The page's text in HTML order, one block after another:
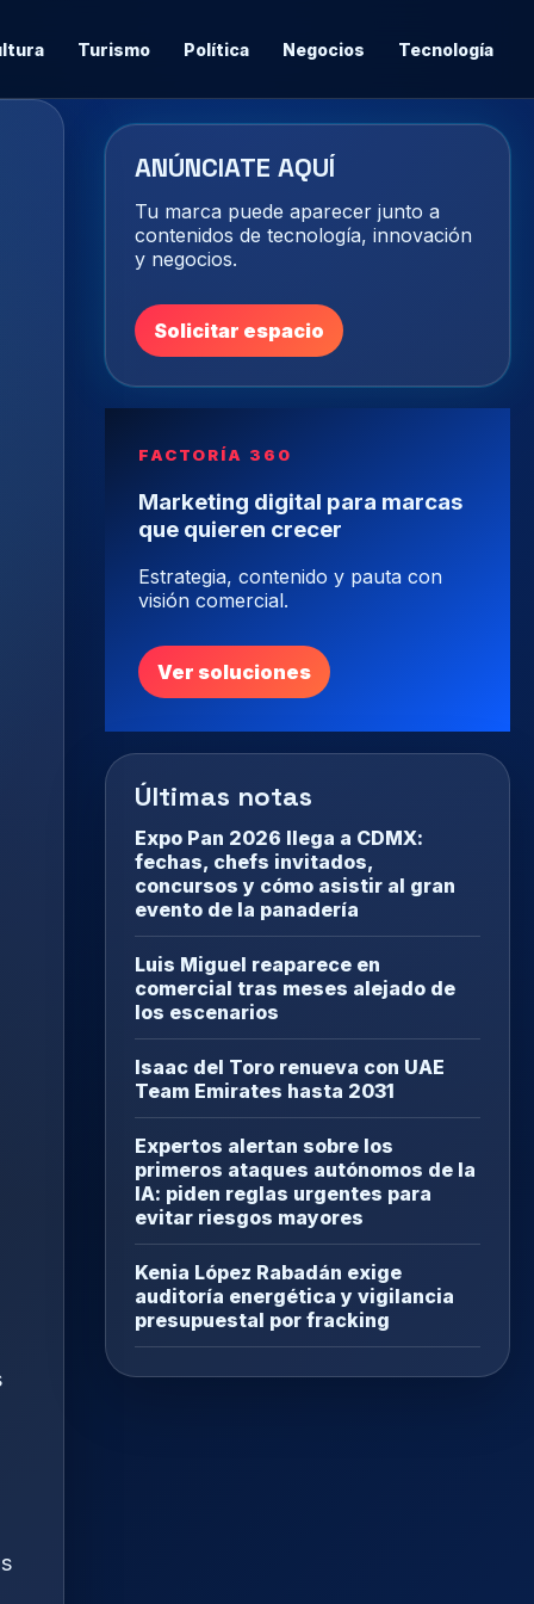
Turismo Política Negocios Tecnología
ANÚNCIATE AQUÍ
Tu marca puede aparecer junto a
contenidos de tecnología, innovación
y negocios.
Solicitar espacio
FACTORÍA 360
Marketing digital para marcas
que quieren crecer
Estrategia, contenido y pauta con
visión comercial.
Ver soluciones
Últimas notas
Expo Pan 2026 llega a CDMX:
fechas, chefs invitados,
concursos y cómo asistir al gran
evento de la panadería
Luis Miguel reaparece en
comercial tras meses alejado de
los escenarios
Isaac del Toro renueva con UAE
Team Emirates hasta 2031
Expertos alertan sobre los
primeros ataques autónomos de la
IA: piden reglas urgentes para
evitar riesgos mayores
Kenia López Rabadán exige
auditoría energética y vigilancia
presupuestal por fracking